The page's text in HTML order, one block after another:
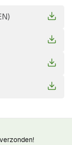
verzonden!